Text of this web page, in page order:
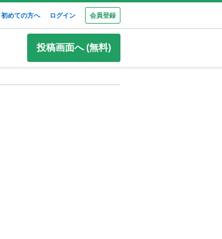
初めての方へ ログイン 会員登録
投稿画面へ (無料)